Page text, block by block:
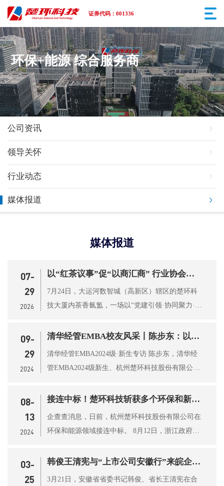
证券代码：001336
环保+能源 综合服务商
公司资讯
领导关怀
行业动态
媒体报道
媒体报道
07-
29
2026
以“红茶议事”促“以商汇商” 行业协会商会共话赋能发展
7月24日，大运河数智城（高新区）辖区的楚环科
技大厦内茶香氤氲，一场以“党建引领·协同聚力·以
09-
29
2024
清华经管EMBA校友风采丨陈步东：以无条件的进取面对挑战
清华经管EMBA2024级·新生专访 陈步东，清华经
管EMBA2024级新生、杭州楚环科技股份有限公司
08-
13
2024
接连中标！楚环科技斩获多个环保和新能源项目
企查查消息，日前，杭州楚环科技股份有限公司在
环保和能源领域接连中标。 8月12日，浙江政府采
03-
25
韩俊王清宪与“上市公司安徽行”来皖企业家举行工作会谈
3月21日，安徽省省委书记韩俊、省长王清宪在合